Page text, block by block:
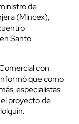
de
(Mincex),
Santo
con
que como
especialistas
proyecto de